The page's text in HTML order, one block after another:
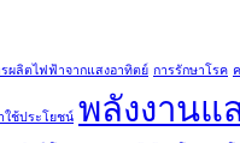
รผลิตไฟฟ้าจากแสงอาทิตย์ การรักษาโรค
ใช้ประโยชน์ พลังงานแ